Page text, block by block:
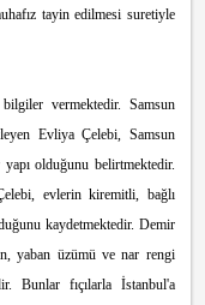
tayin edilmesi suretiyle
vermektedir. Samsun
Evliya Çelebi, Samsun
yapı olduğunu belirtmektedir.
evlerin kiremitli, bağlı
kaydetmektedir. Demir
yaban üzümü ve nar rengi
Bunlar fıçılarla İstanbul'a